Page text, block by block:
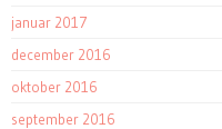
januar 2017
december 2016
oktober 2016
september 2016